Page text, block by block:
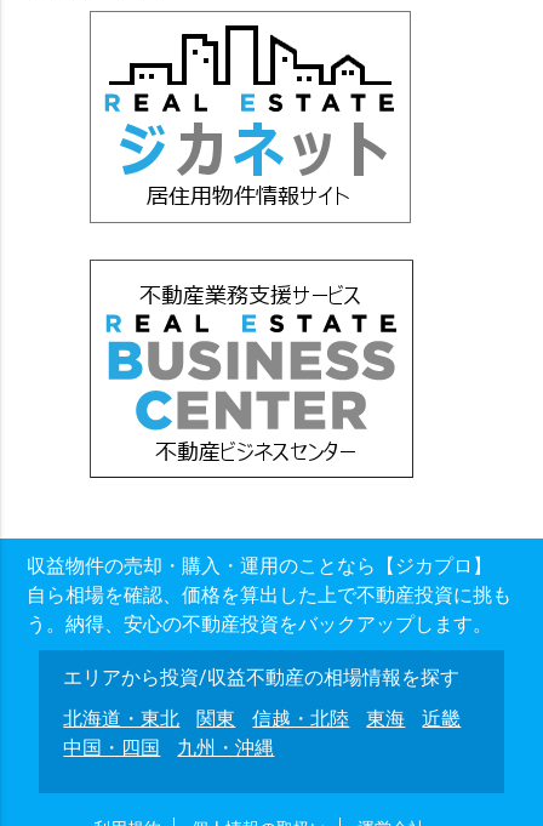
収益物件の売却・購入・運用のことなら【ジカプロ】
自ら相場を確認、価格を算出した上で不動産投資に挑も
う。納得、安心の不動産投資をバックアップします。
エリアから投資/収益不動産の相場情報を探す
北海道・東北
関東 信越・北陸 東海
近畿
中国・四国
九州・沖縄